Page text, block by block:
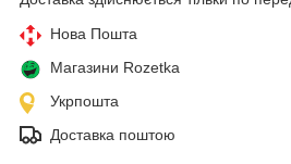
Нова Пошта
Магазини Rozetka
Укрпошта
Доставка поштою